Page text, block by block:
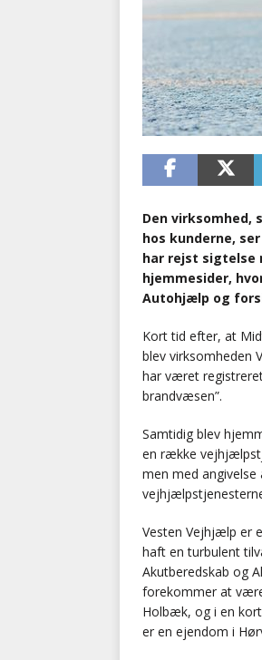
Den
hos kunderne,
har rejst sigtelse
hjemmesider,
Autohjælp og
Kort tid efter, at
blev virksomheden
har været
brandvæsen”.
Samtidig blev
en række
men med
Vesten Vejhjælp er
haft en turbulent
Akutberedskab og
forekommer at
Holbæk, og i en
er en ejendom i